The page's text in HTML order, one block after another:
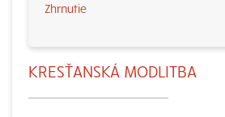
Zhrnutie
KRESŤANSKÁ MODLITBA